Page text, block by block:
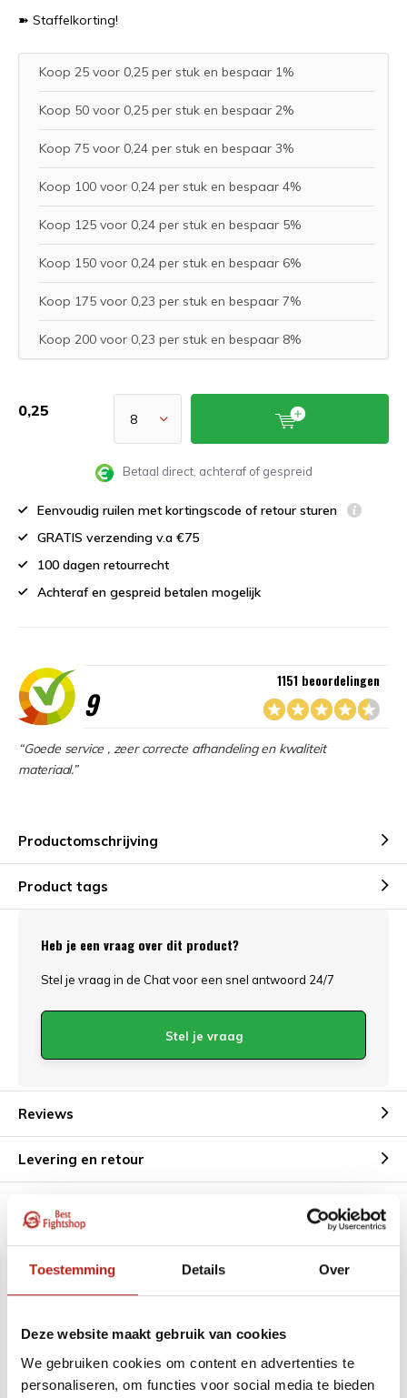
Toestemming Details Over
Deze website maakt gebruik van cookies
We gebruiken cookies om content en advertenties te
personaliseren, om functies voor social media te bieden
➽ Staffelkorting!
Koop 25 voor 0,25 per stuk en bespaar 1%
Koop 50 voor 0,25 per stuk en bespaar 2%
Koop 75 voor 0,24 per stuk en bespaar 3%
Koop 100 voor 0,24 per stuk en bespaar 4%
Koop 125 voor 0,24 per stuk en bespaar 5%
Koop 150 voor 0,24 per stuk en bespaar 6%
Koop 175 voor 0,23 per stuk en bespaar 7%
Koop 200 voor 0,23 per stuk en bespaar 8%
0,25
Betaal direct, achteraf of gespreid
Eenvoudig ruilen met kortingscode of retour sturen
GRATIS verzending v.a €75
100 dagen retourrecht
Achteraf en gespreid betalen mogelijk
9
1151 beoordelingen
“Goede service , zeer correcte afhandeling en kwaliteit
materiaal.”
Productomschrijving
Product tags
Heb je een vraag over dit product?
Stel je vraag in de Chat voor een snel antwoord 24/7
Stel je vraag
Reviews
Levering en retour
Aanbevolen voor u